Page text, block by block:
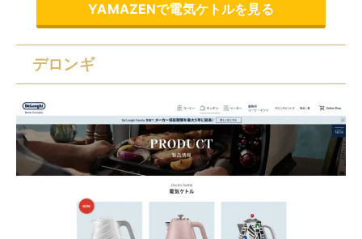
YAMAZENで電気ケトルを見る
デロンギ